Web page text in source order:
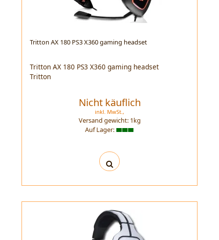
Tritton AX 180 PS3 X360 gaming headset
Tritton AX 180 PS3 X360 gaming headset
Tritton
Nicht käuflich
inkl. MwSt.,
Versand gewicht: 1kg
Auf Lager: